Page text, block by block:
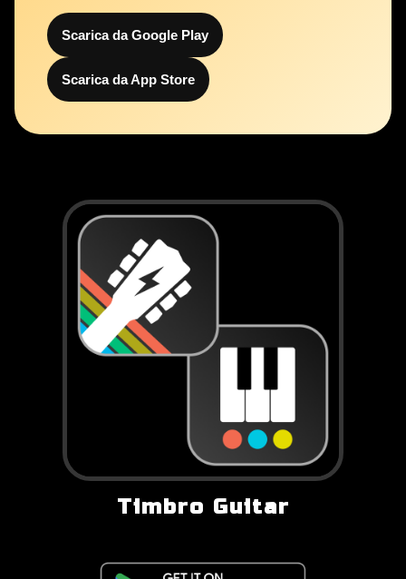
Scarica da Google Play
Scarica da App Store
Timbro Guitar